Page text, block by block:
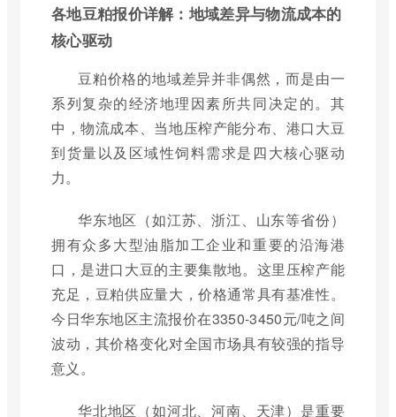
各地豆粕报价详解：地域差异与物流成本的
核心驱动
豆粕价格的地域差异并非偶然，而是由一
系列复杂的经济地理因素所共同决定的。其
中，物流成本、当地压榨产能分布、港口大豆
到货量以及区域性饲料需求是四大核心驱动
力。
华东地区（如江苏、浙江、山东等省份）
拥有众多大型油脂加工企业和重要的沿海港
口，是进口大豆的主要集散地。这里压榨产能
充足，豆粕供应量大，价格通常具有基准性。
今日华东地区主流报价在3350-3450元/吨之间
波动，其价格变化对全国市场具有较强的指导
意义。
华北地区（如河北、河南、天津）是重要